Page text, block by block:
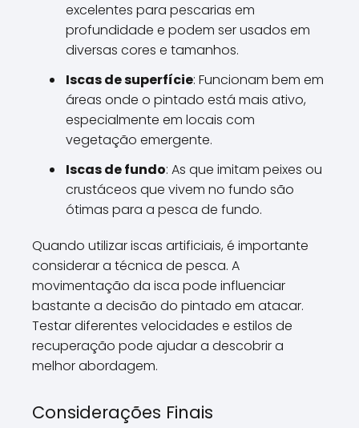
excelentes para pescarias em
profundidade e podem ser usados em
diversas cores e tamanhos.
Iscas de superfície: Funcionam bem em
áreas onde o pintado está mais ativo,
especialmente em locais com
vegetação emergente.
Iscas de fundo: As que imitam peixes ou
crustáceos que vivem no fundo são
ótimas para a pesca de fundo.
Quando utilizar iscas artificiais, é importante
considerar a técnica de pesca. A
movimentação da isca pode influenciar
bastante a decisão do pintado em atacar.
Testar diferentes velocidades e estilos de
recuperação pode ajudar a descobrir a
melhor abordagem.
Considerações Finais